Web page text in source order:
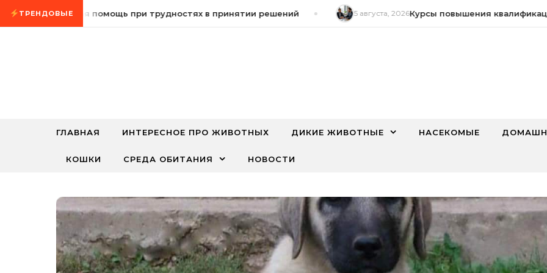
Промотать к содержимому
ТРЕНДОВЫЕ помощь при трудностях в принятии решений 5 августа, 2026 Курсы повышения квалификации
ГЛАВНАЯ ИНТЕРЕСНОЕ ПРО ЖИВОТНЫХ ДИКИЕ ЖИВОТНЫЕ НАСЕКОМЫЕ
КОШКИ СРЕДА ОБИТАНИЯ НОВОСТИ